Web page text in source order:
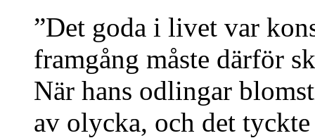
”Det goda i livet var
framgång måste därför
När hans odlingar
av olycka, och det